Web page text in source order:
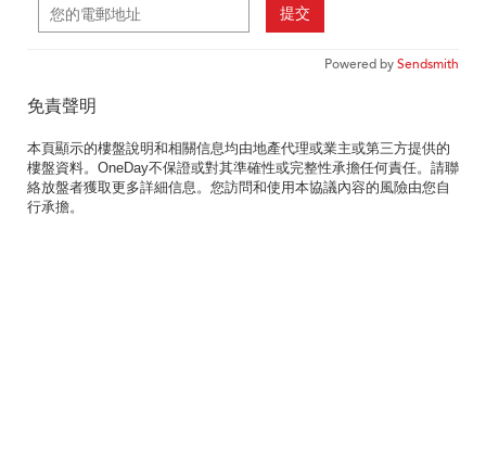
提交
Powered bySendsmith
免責聲明
本頁顯示的樓盤說明和相關信息均由地產代理或業主或第三方提供的
樓盤資料。OneDay不保證或對其準確性或完整性承擔任何責任。請聯
絡放盤者獲取更多詳細信息。您訪問和使用本協議內容的風險由您自
行承擔。